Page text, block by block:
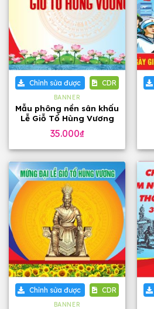
Chỉnh sửa được CDR
BANNER
Mẫu phông nền sân khấu
Lễ Giỗ Tổ Hùng Vương
10 tháng 3
35.000₫
Chỉnh sửa được CDR
BANNER